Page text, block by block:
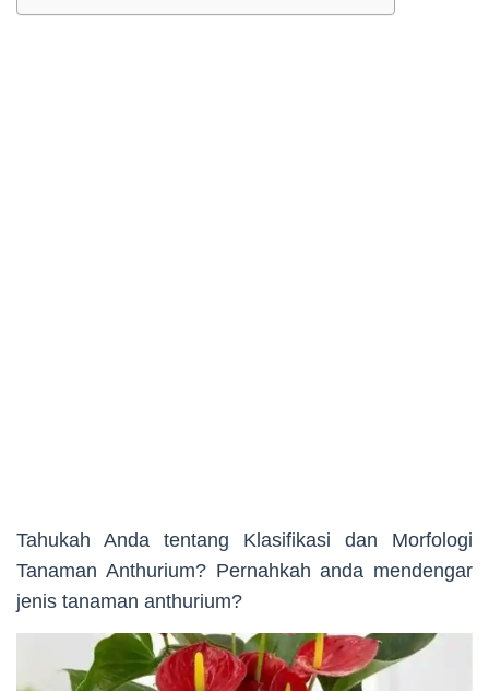
Tahukah Anda tentang Klasifikasi dan Morfologi
Tanaman Anthurium? Pernahkah anda mendengar
jenis tanaman anthurium?